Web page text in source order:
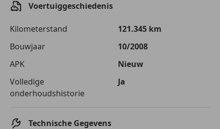
Voertuiggeschiedenis
Kilometerstand
121.345 km
Bouwjaar
10/2008
APK
Nieuw
Volledige
onderhoudshistorie
Ja
Technische Gegevens